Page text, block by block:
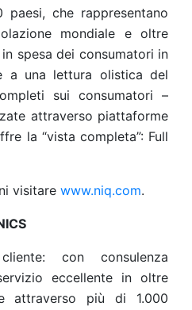
che rappresentano
mondiale e oltre
spesa dei consumatori in
a una lettura olistica del
sui consumatori –
attraverso piattaforme
la “vista completa”: Full
visitare www.niq.com.
con consulenza
eccellente in oltre
attraverso più di 1.000